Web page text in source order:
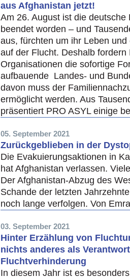
aus Afghanistan jetzt!
Am 26. August ist die
beendet worden – und
aus, fürchten um ihr Leben
auf der Flucht. Deshalb
Organisationen die sofortige
aufbauende Landes- und
davon muss der
ermöglicht werden. Aus
präsentiert PRO ASYL einige
05. September 2021
Zurückgeblieben in der
Die Evakuierungsaktionen in
hat Afghanistan verlassen.
Der Afghanistan-Abzug des
Schande der letzten
noch lange verfolgen. Von
03. September 2021
Hinter Erzählung von
nichts anderes als
Fluchtverhinderung
In diesem Jahr ist es